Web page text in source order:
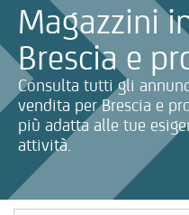
Magazzini
Brescia e
Consulta tutti gli
vendita per Brescia e
più adatta alle tue
attività.